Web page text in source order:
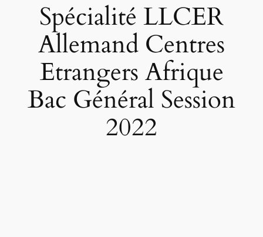
Spécialité LLCER
Allemand Centres
Etrangers Afrique
Bac Général Session
2022